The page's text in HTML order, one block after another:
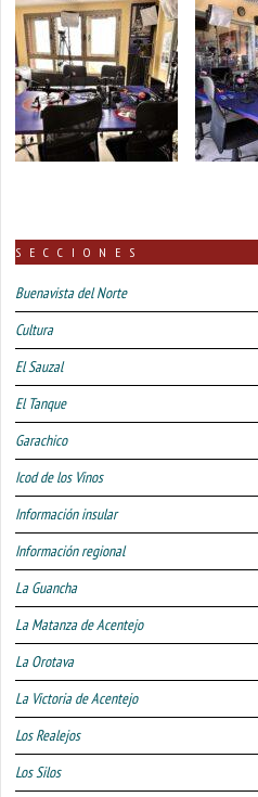
SECCIONES
Buenavista del Norte
Cultura
El Sauzal
El Tanque
Garachico
Icod de los Vinos
Información insular
Información regional
La Guancha
La Matanza de Acentejo
La Orotava
La Victoria de Acentejo
Los Realejos
Los Silos